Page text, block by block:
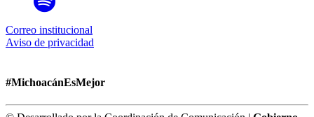
Correo institucional
Aviso de privacidad
#MichoacánEsMejor